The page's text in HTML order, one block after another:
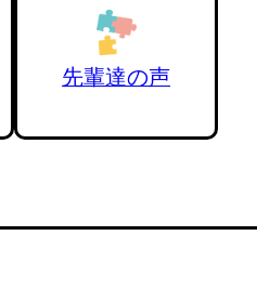
先輩達の声